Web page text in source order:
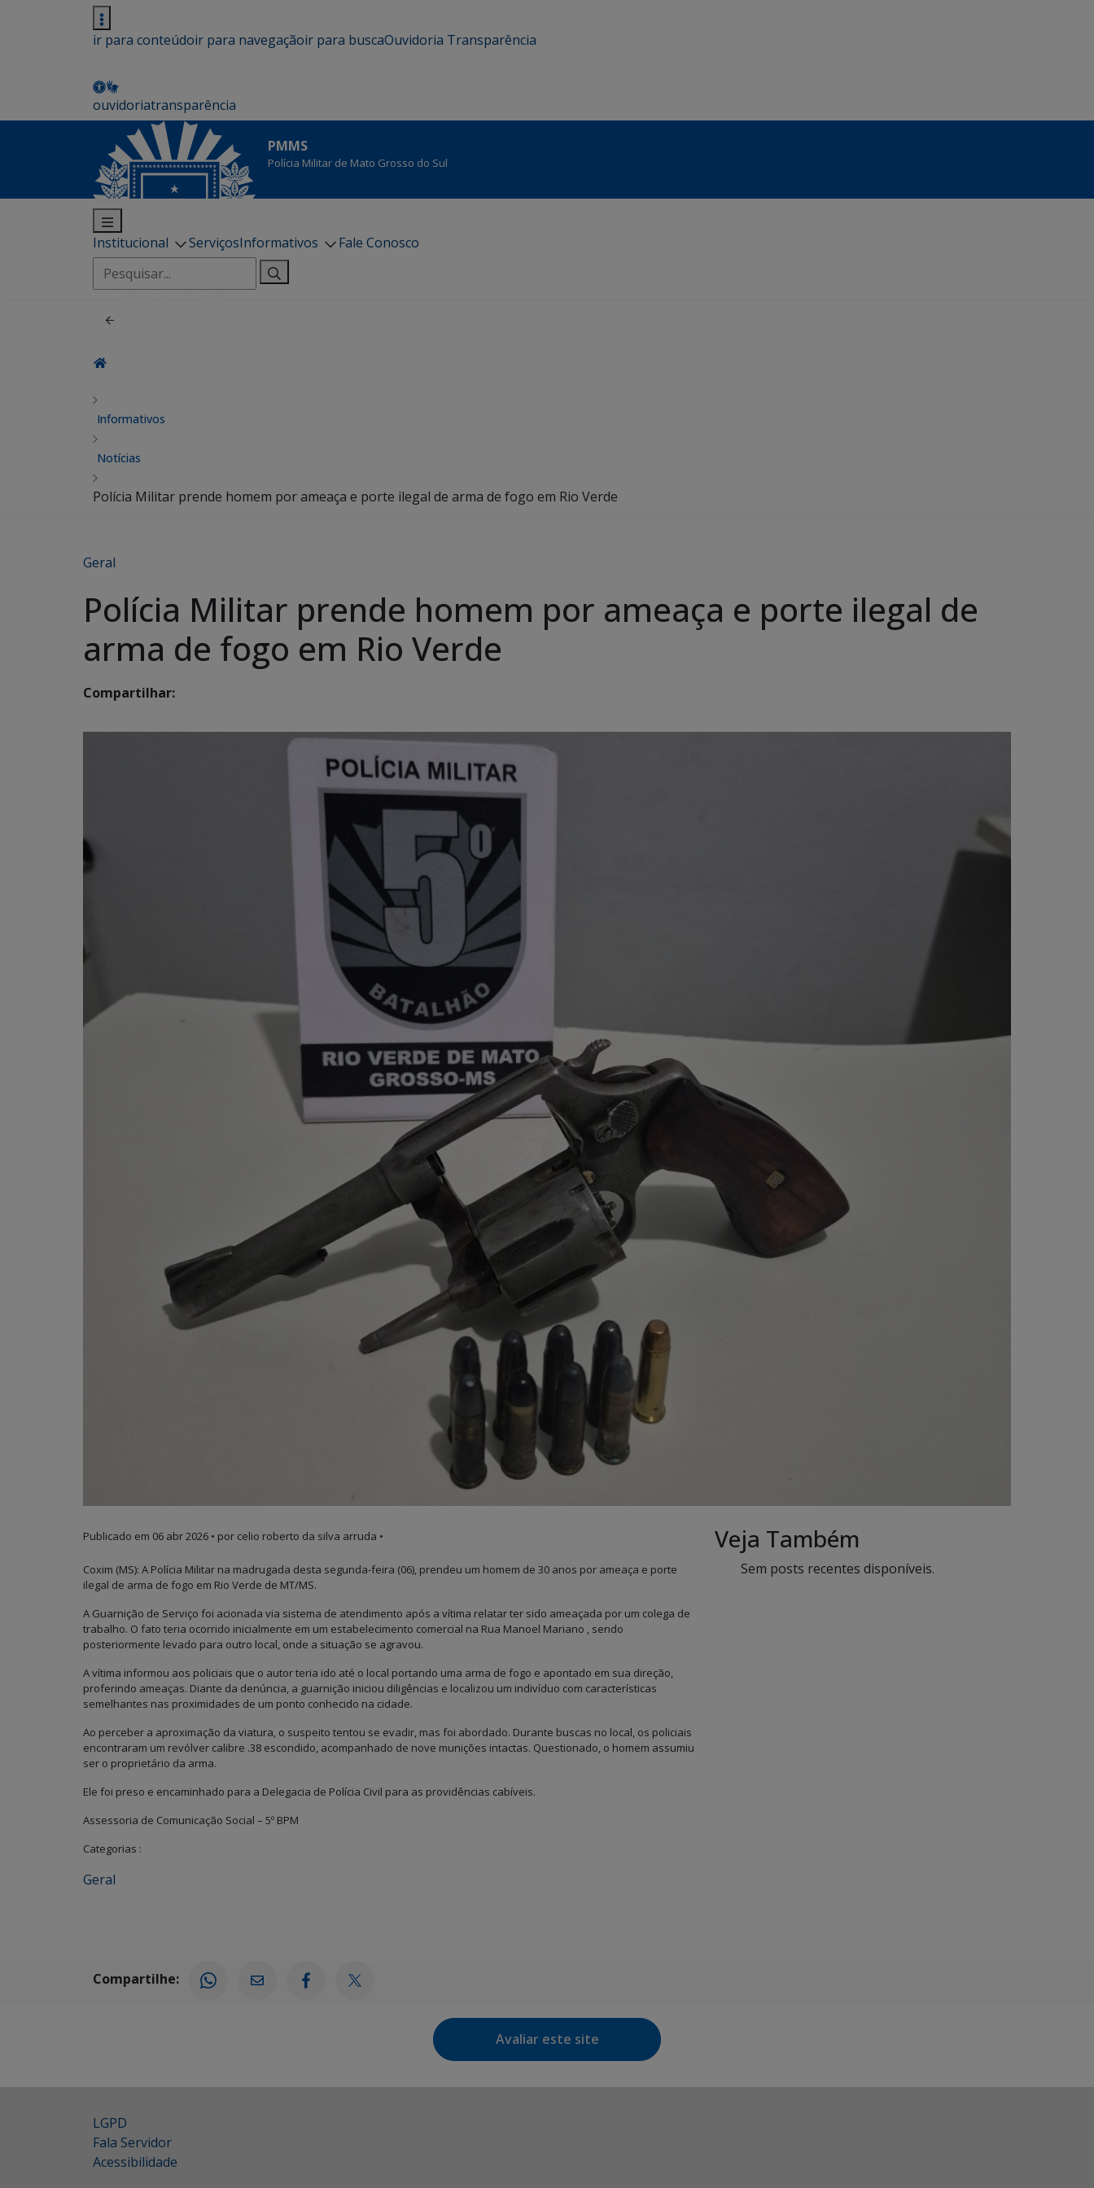
ir para conteúdoir para navegaçãoir para buscaOuvidoria Transparência
ouvidoriatransparência
PMMS
Polícia Militar de Mato Grosso do Sul
Institucional ServiçosInformativos
Fale Conosco
Pesquisar
por:
Informativos
Notícias
Polícia Militar prende homem por ameaça e porte ilegal de arma de fogo em Rio Verde
Geral
Polícia Militar prende homem por ameaça e porte ilegal de
arma de fogo em Rio Verde
Compartilhar:
Publicado em 06 abr 2026 • por celio roberto da silva arruda •
Coxim (MS): A Polícia Militar na madrugada desta segunda-feira (06), prendeu um homem de 30 anos por ameaça e porte
ilegal de arma de fogo em Rio Verde de MT/MS.
A Guarnição de Serviço foi acionada via sistema de atendimento após a vítima relatar ter sido ameaçada por um colega de
trabalho. O fato teria ocorrido inicialmente em um estabelecimento comercial na Rua Manoel Mariano , sendo
posteriormente levado para outro local, onde a situação se agravou.
A vítima informou aos policiais que o autor teria ido até o local portando uma arma de fogo e apontado em sua direção,
proferindo ameaças. Diante da denúncia, a guarnição iniciou diligências e localizou um indivíduo com características
semelhantes nas proximidades de um ponto conhecido na cidade.
Ao perceber a aproximação da viatura, o suspeito tentou se evadir, mas foi abordado. Durante buscas no local, os policiais
encontraram um revólver calibre .38 escondido, acompanhado de nove munições intactas. Questionado, o homem assumiu
ser o proprietário da arma.
Ele foi preso e encaminhado para a Delegacia de Polícia Civil para as providências cabíveis.
Assessoria de Comunicação Social – 5º BPM
Categorias :
Geral
Veja Também
Sem posts recentes disponíveis.
Compartilhe:
Avaliar este site
LGPD
Fala Servidor
Acessibilidade